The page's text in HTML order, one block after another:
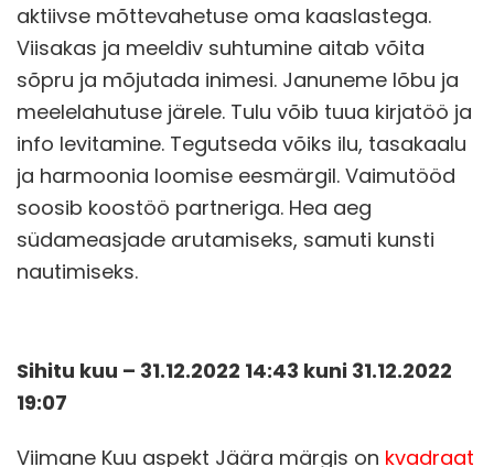
aktiivse mõttevahetuse oma kaaslastega.
Viisakas ja meeldiv suhtumine aitab võita
sõpru ja mõjutada inimesi. Januneme lõbu ja
meelelahutuse järele. Tulu võib tuua kirjatöö ja
info levitamine. Tegutseda võiks ilu, tasakaalu
ja harmoonia loomise eesmärgil. Vaimutööd
soosib koostöö partneriga. Hea aeg
südameasjade arutamiseks, samuti kunsti
nautimiseks.
Sihitu kuu – 31.12.2022 14:43 kuni 31.12.2022
19:07
Viimane Kuu aspekt Jäära märgis on kvadraat